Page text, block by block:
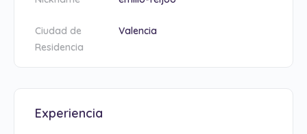
Ciudad de
Residencia
Valencia
Experiencia